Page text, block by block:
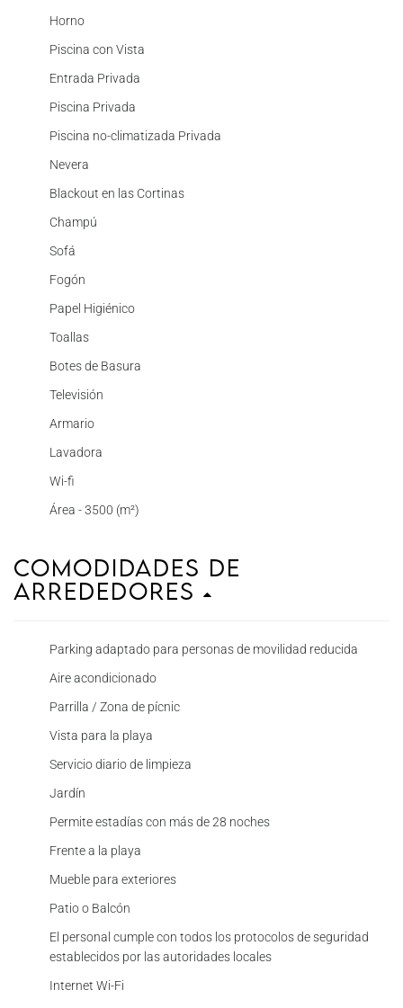
Horno
Piscina con Vista
Entrada Privada
Piscina Privada
Piscina no-climatizada Privada
Nevera
Blackout en las Cortinas
Champú
Sofá
Fogón
Papel Higiénico
Toallas
Botes de Basura
Televisión
Armario
Lavadora
Wi-fi
Área - 3500 (m²)
Comodidades de
Arrededores
Parking adaptado para personas de movilidad reducida
Aire acondicionado
Parrilla / Zona de pícnic
Vista para la playa
Servicio diario de limpieza
Jardín
Permite estadías con más de 28 noches
Frente a la playa
Mueble para exteriores
Patio o Balcón
El personal cumple con todos los protocolos de seguridad
establecidos por las autoridades locales
Internet Wi-Fi